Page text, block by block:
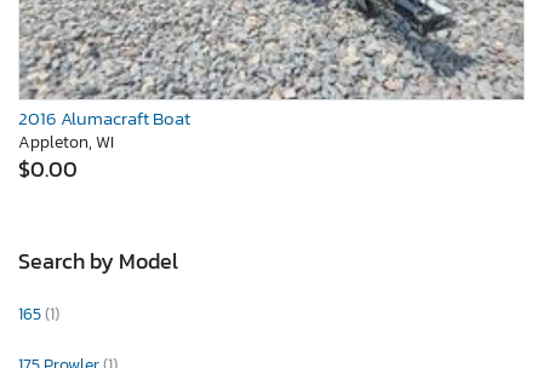
2016 Alumacraft Boat
Appleton, WI
$0.00
Search by Model
165(1)